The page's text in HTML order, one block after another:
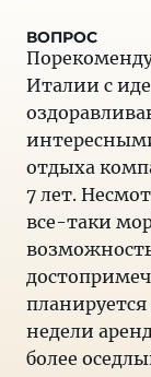
Италии с
отдыха
7 лет.
все-таки
недели
более